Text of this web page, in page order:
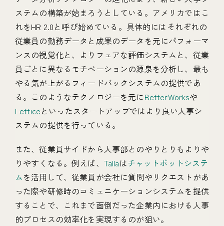
ステムの構築が始まろうとしている。アメリカではこ
れをHR 2.0と呼び始めている。具体的にはそれぞれの
従業員の勤務データと成果のデータを元にパフォーマ
ンスの視覚化と、よりフェアな評価システムと、従業
員ごとに異なるモチベーションの源泉を分析し、最も
やる気が上がるフィードバックシステムの提供であ
る。このようなテクノロジーを元にBetterWorksや
Letticeといったスタートアップではより良い人事シ
ステムの提供を行っている。
また、従業員サイドから人事部とのやりとりもよりや
りやすくなる。例えば、 Tallaはチャットボットシステ
ムを活用して、従業員が会社に質問やリクエストがあ
った際や研修時のコミュニケーションシステムを提供
することで、これまで面倒だった企業内における人事
的プロセスの効率化を実現するのが狙い。